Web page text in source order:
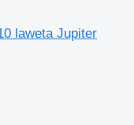
laweta Jupiter